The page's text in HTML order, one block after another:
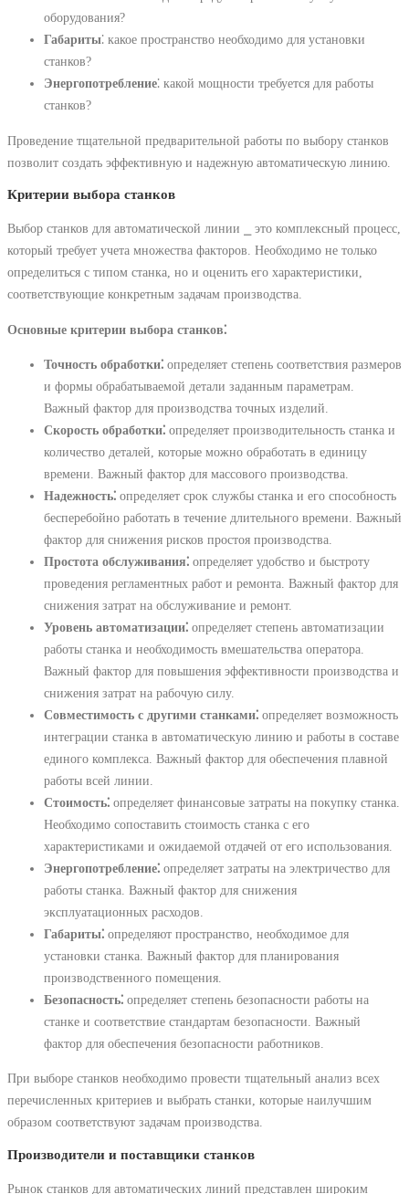
оборудования?
Габариты⁚ какое пространство необходимо для установки
станков?
Энергопотребление⁚ какой мощности требуется для работы
станков?
Проведение тщательной предварительной работы по выбору станков
позволит создать эффективную и надежную автоматическую линию.
Критерии выбора станков
Выбор станков для автоматической линии ⎯ это комплексный процесс,
который требует учета множества факторов. Необходимо не только
определиться с типом станка, но и оценить его характеристики,
соответствующие конкретным задачам производства.
Основные критерии выбора станков⁚
Точность обработки⁚ определяет степень соответствия размеров
и формы обрабатываемой детали заданным параметрам.
Важный фактор для производства точных изделий.
Скорость обработки⁚ определяет производительность станка и
количество деталей, которые можно обработать в единицу
времени. Важный фактор для массового производства.
Надежность⁚ определяет срок службы станка и его способность
бесперебойно работать в течение длительного времени. Важный
фактор для снижения рисков простоя производства.
Простота обслуживания⁚ определяет удобство и быстроту
проведения регламентных работ и ремонта. Важный фактор для
снижения затрат на обслуживание и ремонт.
Уровень автоматизации⁚ определяет степень автоматизации
работы станка и необходимость вмешательства оператора.
Важный фактор для повышения эффективности производства и
снижения затрат на рабочую силу.
Совместимость с другими станками⁚ определяет возможность
интеграции станка в автоматическую линию и работы в составе
единого комплекса. Важный фактор для обеспечения плавной
работы всей линии.
Стоимость⁚ определяет финансовые затраты на покупку станка.
Необходимо сопоставить стоимость станка с его
характеристиками и ожидаемой отдачей от его использования.
Энергопотребление⁚ определяет затраты на электричество для
работы станка. Важный фактор для снижения
эксплуатационных расходов.
Габариты⁚ определяют пространство, необходимое для
установки станка. Важный фактор для планирования
производственного помещения.
Безопасность⁚ определяет степень безопасности работы на
станке и соответствие стандартам безопасности. Важный
фактор для обеспечения безопасности работников.
При выборе станков необходимо провести тщательный анализ всех
перечисленных критериев и выбрать станки, которые наилучшим
образом соответствуют задачам производства.
Производители и поставщики станков
Рынок станков для автоматических линий представлен широким